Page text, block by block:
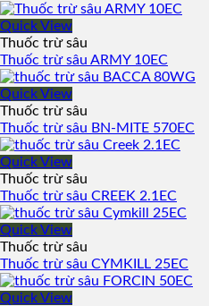
Quick View
Thuốc trừ sâu
Thuốc trừ sâu ARMY 10EC
Quick View
Thuốc trừ sâu
Thuốc trừ sâu BN-MITE 570EC
Quick View
Thuốc trừ sâu
Thuốc trừ sâu CREEK 2.1EC
Quick View
Thuốc trừ sâu
Thuốc trừ sâu CYMKILL 25EC
Quick View